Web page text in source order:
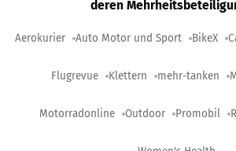
deren
Aerokurier Auto Motor und Sport BikeX
Flugrevue Klettern mehr-tanken
Motorradonline Outdoor Promobil